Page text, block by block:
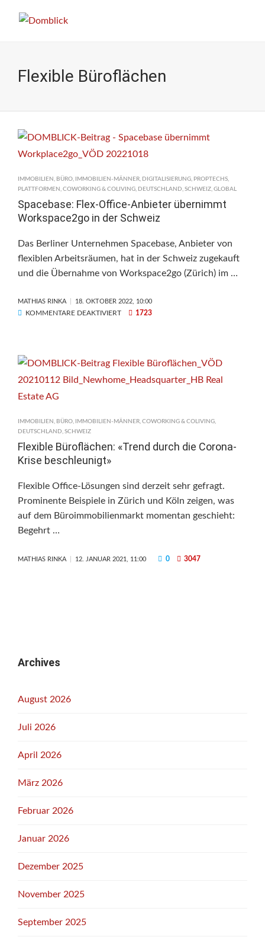
Flexible Büroflächen
IMMOBILIEN , BÜRO, IMMOBILIEN-MÄNNER, DIGITALISIERUNG, PROPTECHS,
PLATTFORMEN , COWORKING & COLIVING, DEUTSCHLAND, SCHWEIZ, GLOBAL
Spacebase: Flex-Office-Anbieter übernimmt
Workspace2go in der Schweiz
Das Berliner Unternehmen Spacebase, Anbieter von
flexiblen Arbeitsräumen, hat in der Schweiz zugekauft
und die Übernahme von Workspace2go (Zürich) im …
MATHIAS RINKA 18. OKTOBER 2022, 10:00
KOMMENTARE DEAKTIVIERTFÜR
ANBIETER
WORKSPACE2GO
SCHWEIZ
1723
IMMOBILIEN , BÜRO, IMMOBILIEN-MÄNNER, COWORKING & COLIVING,
DEUTSCHLAND, SCHWEIZ
Flexible Büroflächen: «Trend durch die Corona-
Krise beschleunigt»
Flexible Office-Lösungen sind derzeit sehr gefragt.
Prominente Beispiele in Zürich und Köln zeigen, was
auf dem Büroimmobilienmarkt momentan geschieht:
Begehrt …
MATHIAS RINKA 12. JANUAR 2021, 11:00 0 3047
Archives
August 2026
Juli 2026
April 2026
März 2026
Februar 2026
Januar 2026
Dezember 2025
November 2025
September 2025